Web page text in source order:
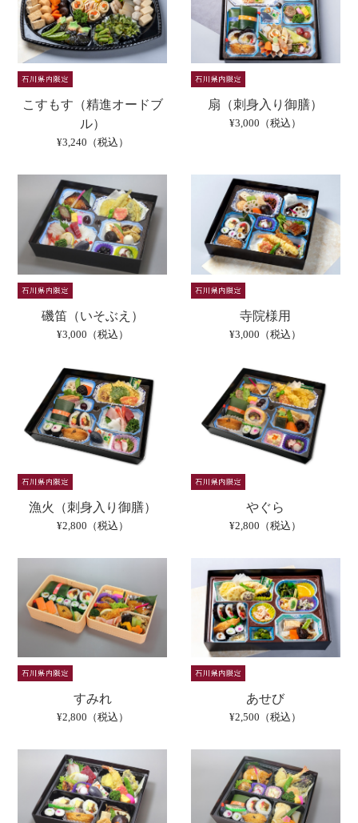
こすもす（精進オードブ
ル）
¥3,240（税込）
扇（刺身入り御膳）
¥3,000（税込）
磯笛（いそぶえ）
¥3,000（税込）
寺院様用
¥3,000（税込）
漁火（刺身入り御膳）
¥2,800（税込）
やぐら
¥2,800（税込）
すみれ
¥2,800（税込）
あせび
¥2,500（税込）